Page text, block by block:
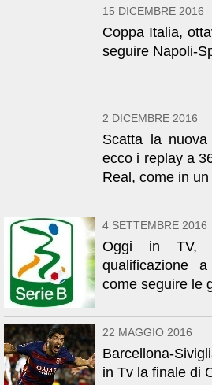
15 DICEMBRE 2016
Coppa Italia,
seguire Napoli-
2 DICEMBRE 2016
Scatta la
ecco i replay a
Real, come in
4 SETTEMBRE 2016
Oggi in
qualificazione
come seguire le
22 MAGGIO 2016
Barcellona-
in Tv la finale di